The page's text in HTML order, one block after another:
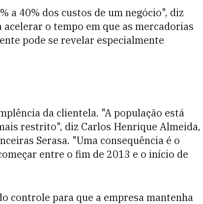
a 40% dos custos de um negócio", diz
o tempo em que as mercadorias
pode se revelar especialmente
da clientela. "A população está
restrito", diz Carlos Henrique Almeida,
Serasa. "Uma consequência é o
entre o fim de 2013 e o início de
controle para que a empresa mantenha